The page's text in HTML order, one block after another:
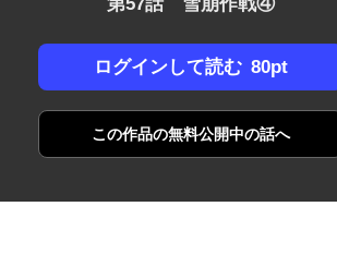
第57話 雪崩作戦④
ログインして読む 80pt
この作品の無料公開中の話へ